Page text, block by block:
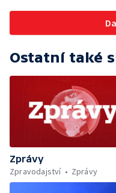
Ostatní také
Zprávy
Zpravodajství
Zprávy